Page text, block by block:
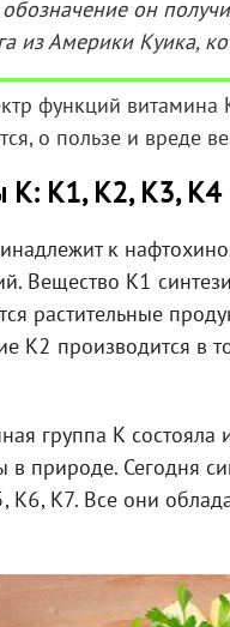
обозначение он
из Америки Куика,
функций витамина
о пользе и вреде
К: К1, К2, К3, К4
к
Вещество К1
растительные
К2 производится в
группа К
природе. Сегодня
К6, К7. Все они